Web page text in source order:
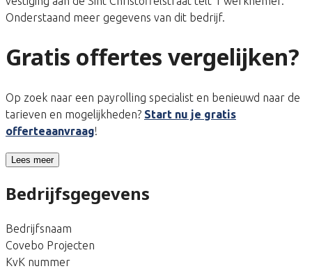
Onderstaand meer gegevens van dit bedrijf.
Gratis offertes vergelijken?
Op zoek naar een payrolling specialist en benieuwd naar de
tarieven en mogelijkheden? Start nu je gratis
offerteaanvraag!
Lees meer
Bedrijfsgegevens
Bedrijfsnaam
Covebo Projecten
KvK nummer